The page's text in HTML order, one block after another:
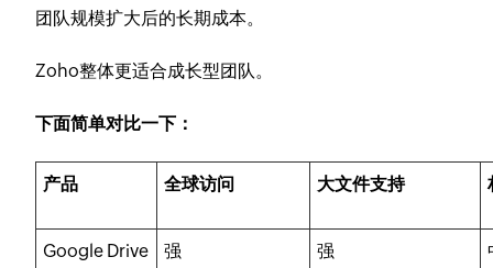
团队规模扩大后的长期成本。
Zoho整体更适合成长型团队。
下面简单对比一下：
产品 全球访问 大文件支持
Google Drive 强 强